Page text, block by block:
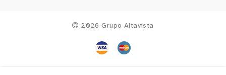
2026 Grupo Altavista